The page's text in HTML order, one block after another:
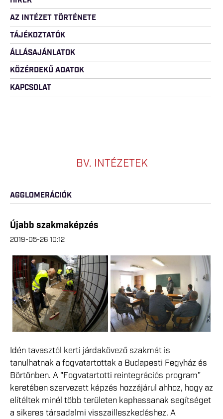
AZ INTÉZET TÖRTÉNETE
TÁJÉKOZTATÓK
ÁLLÁSAJÁNLATOK
KÖZÉRDEKŰ ADATOK
KAPCSOLAT
BV. INTÉZETEK
AGGLOMERÁCIÓK
Újabb szakmaképzés
2019-05-26 10:12
Idén tavasztól kerti járdakövező szakmát is
tanulhatnak a fogvatartottak a Budapesti Fegyház és
Börtönben. A "Fogvatartotti reintegrációs program"
keretében szervezett képzés hozzájárul ahhoz, hogy az
elítéltek minél több területen kaphassanak segítséget
a sikeres társadalmi visszailleszkedéshez. A